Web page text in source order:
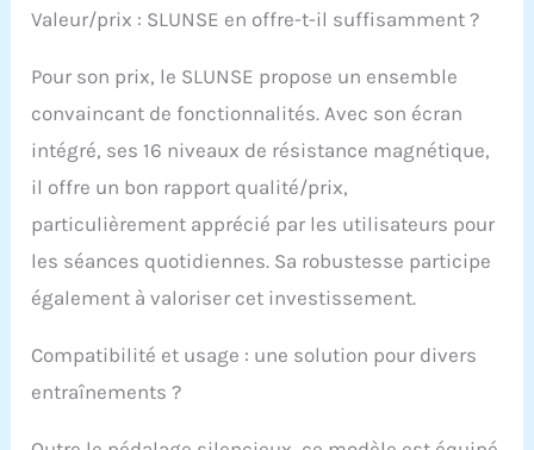
Valeur/prix : SLUNSE en offre-t-il suffisamment ?
Pour son prix, le SLUNSE propose un ensemble
convaincant de fonctionnalités. Avec son écran
intégré, ses 16 niveaux de résistance magnétique,
il offre un bon rapport qualité/prix,
particulièrement apprécié par les utilisateurs pour
les séances quotidiennes. Sa robustesse participe
également à valoriser cet investissement.
Compatibilité et usage : une solution pour divers
entraînements ?